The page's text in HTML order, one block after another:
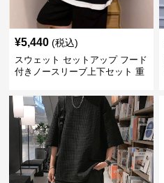
¥5,440 (税込)
スウェット セットアップ フード
付きノースリーブ上下セット 重